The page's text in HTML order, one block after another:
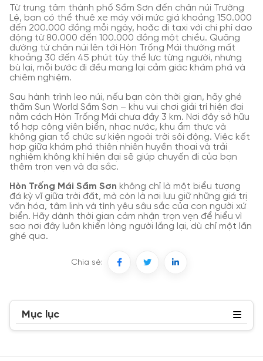
Từ trung tâm thành phố Sầm Sơn đến chân núi Trường
Lệ, bạn có thể thuê xe máy với mức giá khoảng 150.000
đến 200.000 đồng mỗi ngày, hoặc đi taxi với chi phí dao
động từ 80.000 đến 100.000 đồng một chiều. Quãng
đường từ chân núi lên tới Hòn Trống Mái thường mất
khoảng 30 đến 45 phút tùy thể lực từng người, nhưng
bù lại, mỗi bước đi đều mang lại cảm giác khám phá và
chiêm nghiệm.
Sau hành trình leo núi, nếu bạn còn thời gian, hãy ghé
thăm Sun World Sầm Sơn – khu vui chơi giải trí hiện đại
nằm cách Hòn Trống Mái chưa đầy 3 km. Nơi đây sở hữu
tổ hợp công viên biển, nhạc nước, khu ẩm thực và
không gian tổ chức sự kiện ngoài trời sôi động. Việc kết
hợp giữa khám phá thiên nhiên huyền thoại và trải
nghiệm không khí hiện đại sẽ giúp chuyến đi của bạn
thêm trọn vẹn và đa sắc.
Hòn Trống Mái Sầm Sơn không chỉ là một biểu tượng
đá kỳ vĩ giữa trời đất, mà còn là nơi lưu giữ những giá trị
văn hóa, tâm linh và tình yêu sâu sắc của con người xứ
biển. Hãy dành thời gian cảm nhận trọn vẹn để hiểu vì
sao nơi đây luôn khiến lòng người lắng lại, dù chỉ một lần
ghé qua.
Chia sẻ:
Mục lục